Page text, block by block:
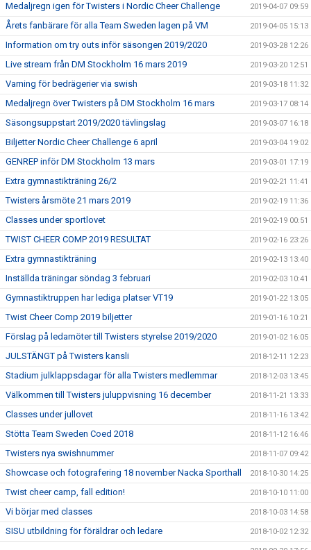
Medaljregn igen för Twisters i Nordic Cheer Challenge 2019-04-07 09:59
Årets fanbärare för alla Team Sweden lagen på VM 2019-04-05 15:13
Information om try outs inför säsongen 2019/2020 2019-03-28 12:26
Live stream från DM Stockholm 16 mars 2019 2019-03-20 12:51
Varning för bedrägerier via swish 2019-03-18 11:32
Medaljregn över Twisters på DM Stockholm 16 mars 2019-03-17 08:14
Säsongsuppstart 2019/2020 tävlingslag 2019-03-07 16:18
Biljetter Nordic Cheer Challenge 6 april 2019-03-04 19:02
GENREP inför DM Stockholm 13 mars 2019-03-01 17:19
Extra gymnastikträning 26/2 2019-02-21 11:41
Twisters årsmöte 21 mars 2019 2019-02-19 11:36
Classes under sportlovet 2019-02-19 00:51
TWIST CHEER COMP 2019 RESULTAT 2019-02-16 23:26
Extra gymnastikträning 2019-02-13 13:40
Inställda träningar söndag 3 februari 2019-02-03 10:41
Gymnastiktruppen har lediga platser VT19 2019-01-22 13:05
Twist Cheer Comp 2019 biljetter 2019-01-16 10:21
Förslag på ledamöter till Twisters styrelse 2019/2020 2019-01-02 16:05
JULSTÄNGT på Twisters kansli 2018-12-11 12:23
Stadium julklappsdagar för alla Twisters medlemmar 2018-12-03 13:45
Välkommen till Twisters juluppvisning 16 december 2018-11-21 13:33
Classes under jullovet 2018-11-16 13:42
Stötta Team Sweden Coed 2018 2018-11-12 16:46
Twisters nya swishnummer 2018-11-07 09:42
Showcase och fotografering 18 november Nacka Sporthall 2018-10-30 14:25
Twist cheer camp, fall edition! 2018-10-10 11:00
Vi börjar med classes 2018-10-03 14:58
SISU utbildning för föräldrar och ledare 2018-10-02 12:32